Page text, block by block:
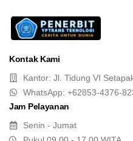
Kontak Kami
Kantor: Jl. Tidung VI
WhatsApp: +62853-4376-
Jam Pelayanan
Senin - Jumat